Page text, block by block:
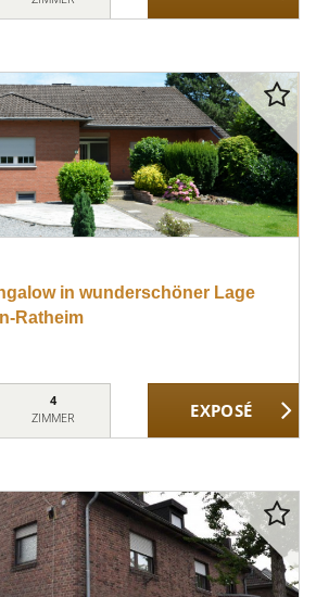
in wunderschöner Lage
Ratheim
4
ZIMMER